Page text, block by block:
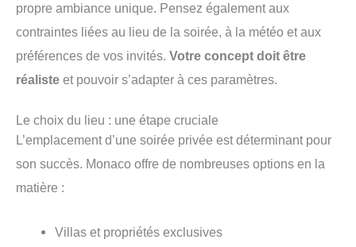
propre ambiance unique. Pensez également aux
contraintes liées au lieu de la soirée, à la météo et aux
préférences de vos invités. Votre concept doit être
réaliste et pouvoir s’adapter à ces paramètres.
Le choix du lieu : une étape cruciale
L’emplacement d’une soirée privée est déterminant pour
son succès. Monaco offre de nombreuses options en la
matière :
Villas et propriétés exclusives